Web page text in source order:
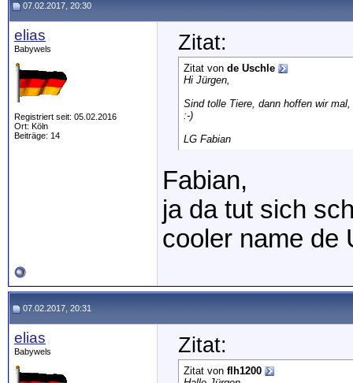
07.02.2017, 20:30
elias
Babywels
Registriert seit: 05.02.2016
Ort: Köln
Beiträge: 14
Zitat:
Zitat von de Uschle
Hi Jürgen,
Sind tolle Tiere, dann hoffen wir
:-)
LG Fabian
Fabian,
ja da tut sich
cooler name de
07.02.2017, 20:31
elias
Babywels Zitat:
Zitat von flh1200